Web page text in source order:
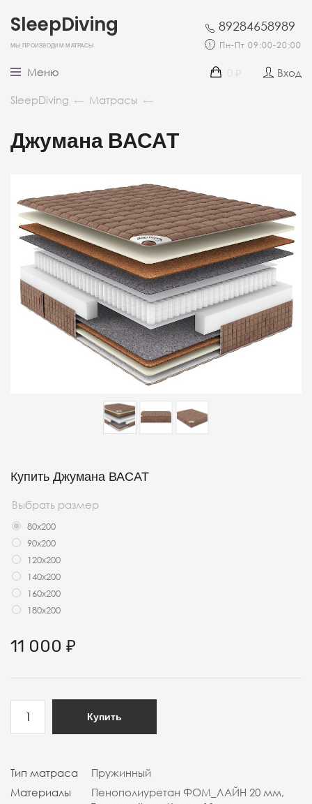
SleepDiving
Мы производим матрасы
89284658989
Пн-Пт 09:00-20:00
Меню
Вход
SleepDiving ← Матрасы ←
Джумана ВАСАТ
Купить Джумана ВАСАТ
Выбрать размер
80x200
90x200
120x200
140x200
160x200
180x200
11 000 ₽
Купить
Тип матраса
Пружинный
Материалы
Пенополиуретан ФОМ_ЛАЙН 20 мм,